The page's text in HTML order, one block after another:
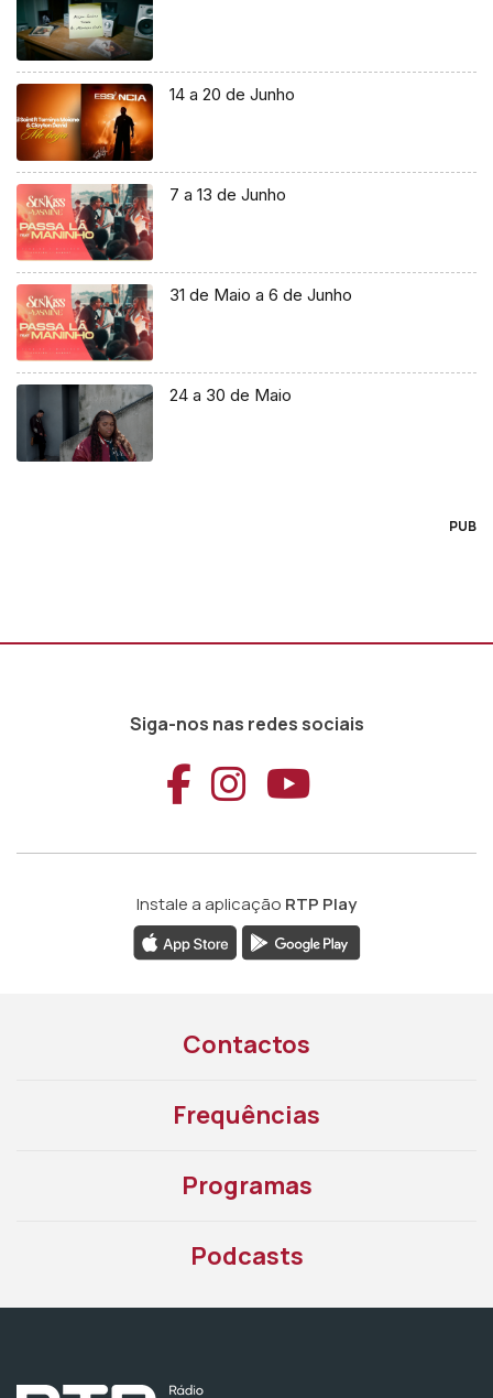
14 a 20 de Junho
7 a 13 de Junho
31 de Maio a 6 de Junho
24 a 30 de Maio
PUB
Siga-nos nas redes sociais
Aceder ao
Aceder ao
Aceder
Instale a aplicação RTP Play
Contactos
Frequências
Programas
Podcasts